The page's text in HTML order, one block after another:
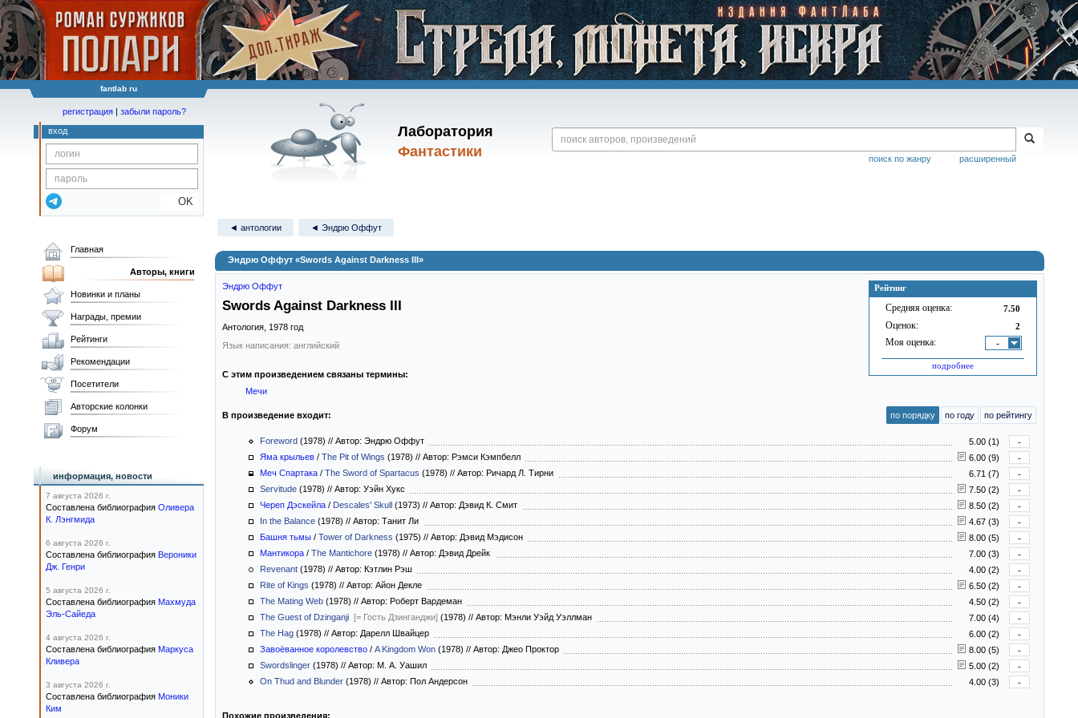
fantlab ru
Лаборатория
Фантастики
расширенный
поиск по жанру
регистрация | забыли пароль?
вход
OK
◄ антологии ◄ Эндрю Оффут
Эндрю Оффут «Swords Against Darkness III»
Рейтинг
Средняя оценка: 7.50
Оценок: 2
Моя оценка: -
подробнее
Эндрю Оффут
Swords Against Darkness III
Антология, 1978 год
Язык написания: английский
С этим произведением связаны термины:
Мечи
В произведение входит: по порядку по году по рейтингу
Foreword (1978) // Автор: Эндрю Оффут 5.00 (1)
-
Яма крыльев / The Pit of Wings (1978) // Автор: Рэмси Кэмпбелл 6.00 (9)
-
Меч Спартака / The Sword of Spartacus (1978) // Автор: Ричард Л. Тирни 6.71 (7)
-
Servitude (1978) // Автор: Уэйн Хукс 7.50 (2)
-
Череп Дэскейла / Descales' Skull (1973) // Автор: Дэвид К. Смит 8.50 (2)
-
In the Balance (1978) // Автор: Танит Ли 4.67 (3)
-
Башня тьмы / Tower of Darkness (1975) // Автор: Дэвид Мэдисон 8.00 (5)
-
Мантикора / The Mantichore (1978) // Автор: Дэвид Дрейк 7.00 (3)
-
Revenant (1978) // Автор: Кэтлин Рэш 4.00 (2)
-
Rite of Kings (1978) // Автор: Айон Декле 6.50 (2)
-
The Mating Web (1978) // Автор: Роберт Вардеман 4.50 (2)
-
The Guest of Dzinganji [= Гость Дзинганджи] (1978) // Автор: Мэнли Уэйд Уэллман 7.00 (4)
-
The Hag (1978) // Автор: Дарелл Швайцер 6.00 (2)
-
Завоёванное королевство / A Kingdom Won (1978) // Автор: Джео Проктор 8.00 (5)
-
Swordslinger (1978) // Автор: М. А. Уашил 5.00 (2)
-
On Thud and Blunder (1978) // Автор: Пол Андерсон 4.00 (3) -
Похожие произведения:
Главная
Авторы, книги
Новинки и планы
Награды, премии
Рейтинги
Рекомендации
Посетители
Авторские колонки
Форум
информация, новости
7 августа 2026 г.
Составлена библиография Оливера
К. Лэнгмида
6 августа 2026 г.
Составлена библиография Вероники
Дж. Генри
5 августа 2026 г.
Составлена библиография Махмуда
Эль-Сайеда
4 августа 2026 г.
Составлена библиография Маркуса
Кливера
3 августа 2026 г.
Составлена библиография Моники
Ким